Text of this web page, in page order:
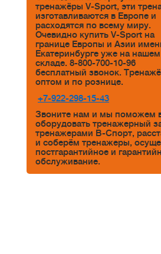
тренажёры V-Sport, эти
изготавливаются в Европе и
расходятся по всему миру.
Очевидно купить V-Sport на
границе Европы и Азии
Екатеринбурге уже на нашем
складе. 8-800-700-10-96
бесплатный звонок.
оптом и по рознице.
+7-922-298-15-43
Звоните нам и мы поможем
оборудовать тренажерный
тренажерами В-Спорт,
и соберём тренажеры,
постгарантийное и
обслуживание.